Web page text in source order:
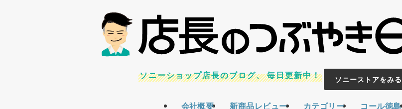
会社概要 新商品レビュー カテゴリー コール徳島
ソニーショップ店長のブログ、毎日更新中！ ソニーストアをみる